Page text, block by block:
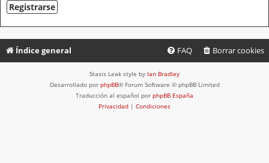
Registrarse
Índice general Borrar cookies
FAQ
Stasis Leak style by Ian Bradley
Desarrollado por phpBB® Forum Software © phpBB Limited
Traducción al español por phpBB España
Privacidad | Condiciones